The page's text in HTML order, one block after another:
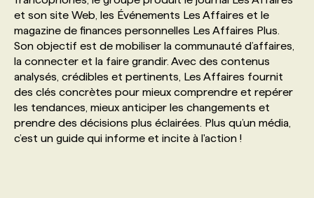
et son site Web, les Événements Les Affaires et le
magazine de finances personnelles Les Affaires Plus.
Son objectif est de mobiliser la communauté d’affaires,
la connecter et la faire grandir. Avec des contenus
analysés, crédibles et pertinents, Les Affaires fournit
des clés concrètes pour mieux comprendre et repérer
les tendances, mieux anticiper les changements et
prendre des décisions plus éclairées. Plus qu’un média,
c’est un guide qui informe et incite à l'action !